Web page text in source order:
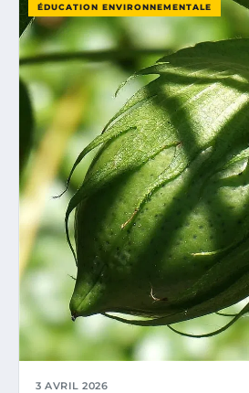
ÉDUCATION ENVIRONNEMENTALE
3 AVRIL 2026